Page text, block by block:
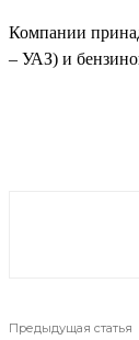
Компании
– УАЗ) и
Предыдущая статья